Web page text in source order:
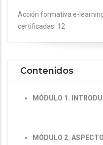
Acción formativa e-
certificadas: 12
Contenidos
MÓDULO 1.
MÓDULO 2.